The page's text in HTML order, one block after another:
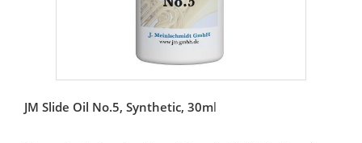
JM Slide Oil No.5, Synthetic, 30ml